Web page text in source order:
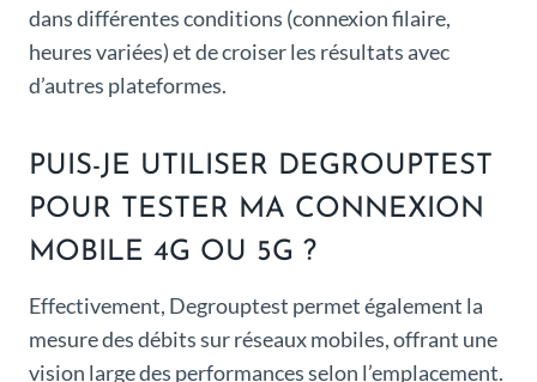
dans différentes conditions (connexion filaire,
heures variées) et de croiser les résultats avec
d’autres plateformes.
PUIS-JE UTILISER DEGROUPTEST
POUR TESTER MA CONNEXION
MOBILE 4G OU 5G ?
Effectivement, Degrouptest permet également la
mesure des débits sur réseaux mobiles, offrant une
vision large des performances selon l’emplacement.